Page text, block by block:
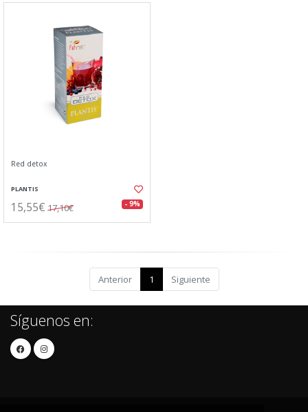
Red detox
PLANTIS
15,55€ 17,10€ - 9%
Anterior 1 Siguiente
Síguenos en: